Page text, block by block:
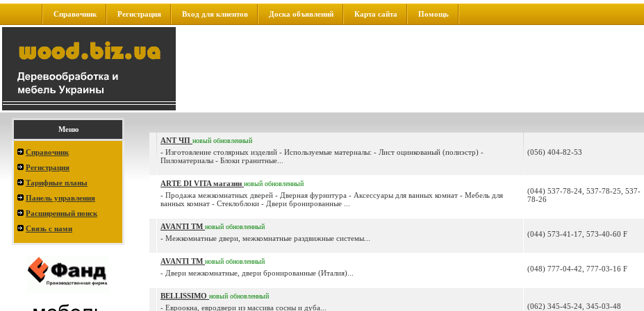
Справочник Регистрация Вход для клиентов Доска объявлений Карта сайта Помощь
Меню
Справочник
Регистрация
Тарифные планы
Панель управления
Расширенный поиск
Связь с нами
ANT ЧП новый обновленный
- Изготовление столярных изделий - Используемые материалы: - Лист оцинкованый (полиэстр) -
Пиломатериалы - Блоки гранитные...
(056) 404-82-53
ARTE DI VITA магазин новый обновленный
- Продажа межкомнатных дверей - Дверная фурнитура - Аксессуары для ванных комнат - Мебель для
ванных комнат - Стеклоблоки - Двери бронированные ...
(044) 537-78-24, 537-78-25, 537-
78-26
AVANTI ТМ новый обновленный
- Межкомнатные двери, межкомнатные раздвижные системы... (044) 573-41-17, 573-40-60 F
AVANTI ТМ новый обновленный
- Двери межкомнатные, двери бронированные (Италия)... (048) 777-04-42, 777-03-16 F
BELLISSIMO новый обновленный
- Евроокна, евродвери из массива сосны и дуба...
(062) 345-45-24, 345-03-48